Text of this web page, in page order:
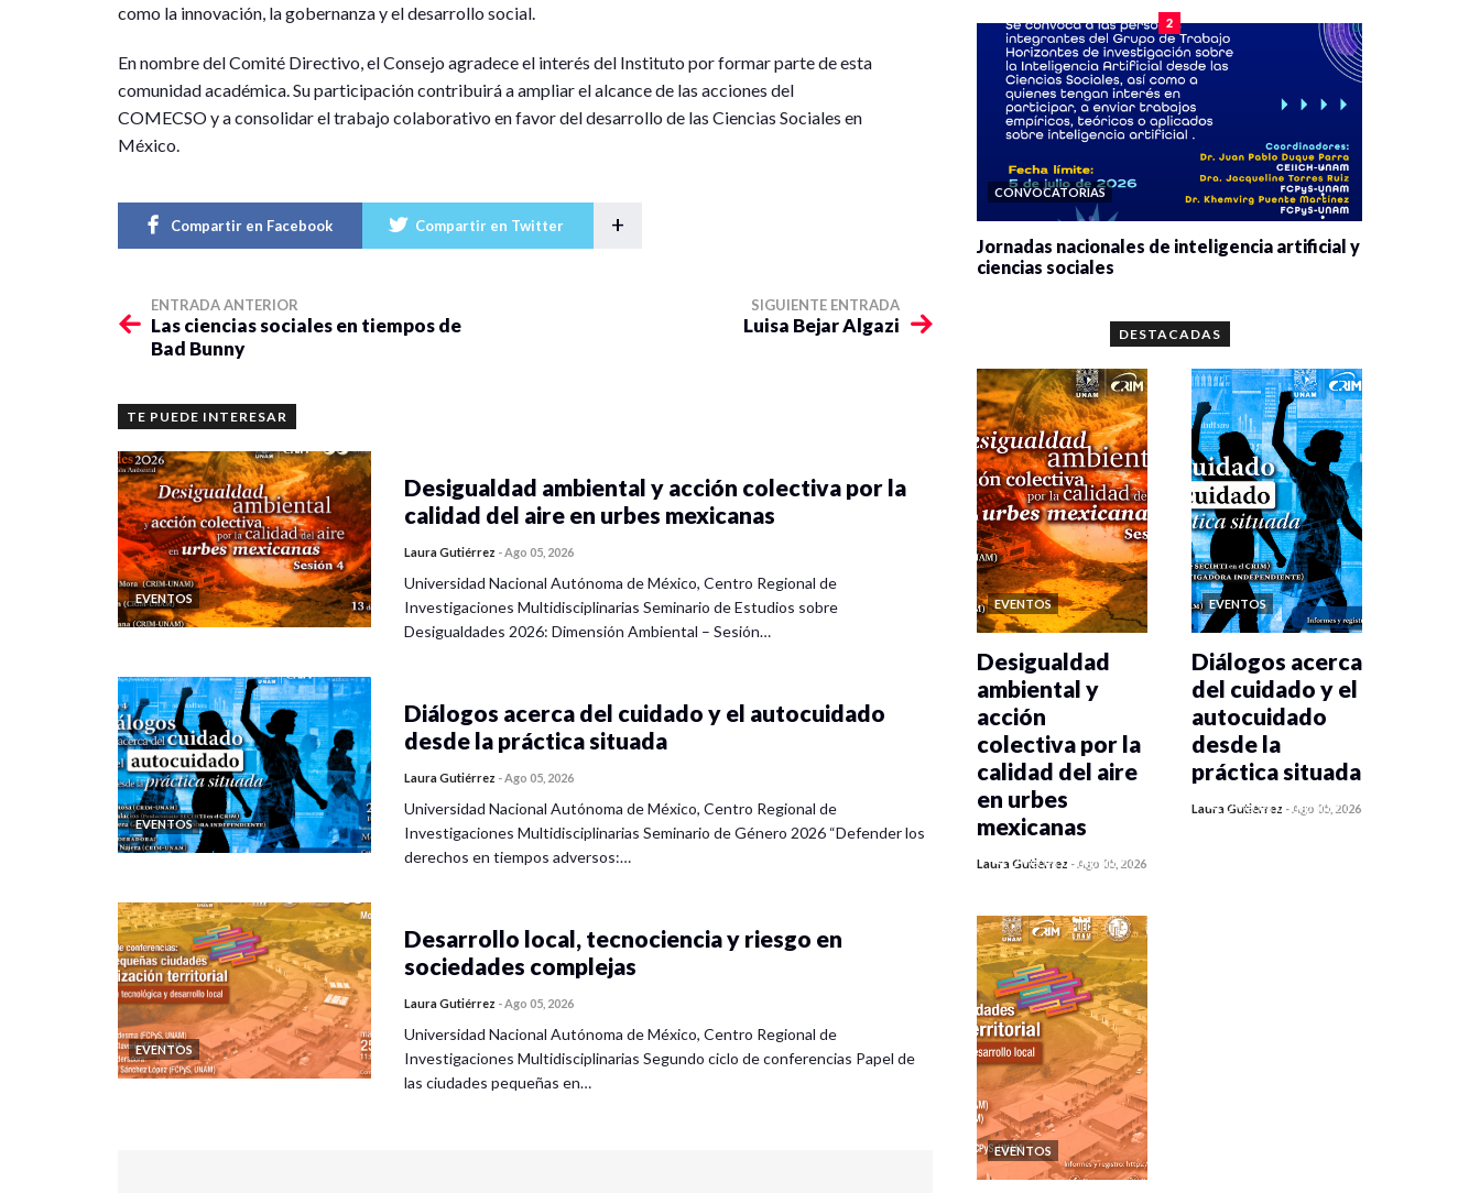
como la innovación, la gobernanza y el desarrollo social.
En nombre del Comité Directivo, el Consejo agradece el interés del Instituto por formar parte de esta
comunidad académica. Su participación contribuirá a ampliar el alcance de las acciones del
COMECSO y a consolidar el trabajo colaborativo en favor del desarrollo de las Ciencias Sociales en
México.
Compartir en Facebook Compartir en Twitter +
ENTRADA ANTERIOR
Las ciencias sociales en tiempos de
Bad Bunny
SIGUIENTE ENTRADA
Luisa Bejar Algazi
TE PUEDE INTERESAR
EVENTOS
Desigualdad ambiental y acción colectiva por la
calidad del aire en urbes mexicanas
Laura Gutiérrez -Ago 05, 2026
Universidad Nacional Autónoma de México, Centro Regional de
Investigaciones Multidisciplinarias Seminario de Estudios sobre
Desigualdades 2026: Dimensión Ambiental – Sesión…
EVENTOS
Diálogos acerca del cuidado y el autocuidado
desde la práctica situada
Laura Gutiérrez -Ago 05, 2026
Universidad Nacional Autónoma de México, Centro Regional de
Investigaciones Multidisciplinarias Seminario de Género 2026 “Defender los
derechos en tiempos adversos:…
EVENTOS
Desarrollo local, tecnociencia y riesgo en
sociedades complejas
Laura Gutiérrez -Ago 05, 2026
Universidad Nacional Autónoma de México, Centro Regional de
Investigaciones Multidisciplinarias Segundo ciclo de conferencias Papel de
las ciudades pequeñas en…
2
CONVOCATORIAS
Jornadas nacionales de inteligencia artificial y
ciencias sociales
DESTACADAS
EVENTOS
0 veces compartido
Desigualdad
ambiental y
acción
colectiva por la
calidad del aire
en urbes
mexicanas
Laura Gutiérrez -Ago 05, 2026
EVENTOS
0 veces compartido
Diálogos acerca
del cuidado y el
autocuidado
desde la
práctica situada
Laura Gutiérrez -Ago 05, 2026
EVENTOS